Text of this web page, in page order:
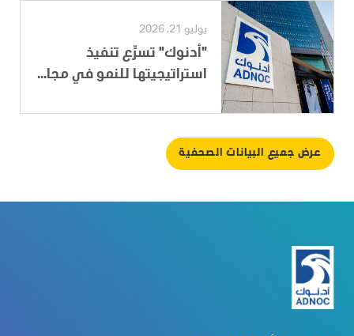
يوليو 21, 2026
"أدنوك" تسرِّع تنفيذ
استراتيجيتها للنمو في مجا...
عرض جميع البيانات الصحفية